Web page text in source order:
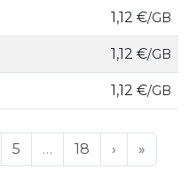
1,12 €/GB
1,12 €/GB
1,12 €/GB
5 … 18 › »